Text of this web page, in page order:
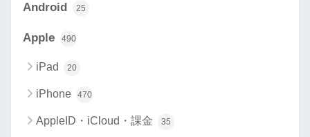
Android 25
Apple 490
iPad 20
iPhone 470
AppleID・iCloud・課金 35